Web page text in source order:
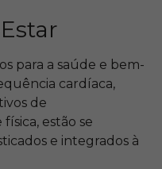
para a saúde e bem-
cardíaca,
de
estão se
e integrados à